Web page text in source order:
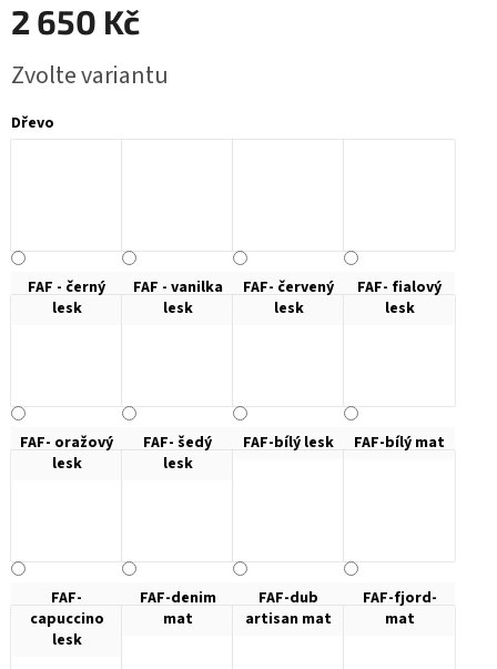
2 650 Kč
cena:
Zvolte variantu
Dřevo
FAF - černý
lesk
FAF - vanilka
lesk
FAF- červený
lesk
FAF- fialový
lesk
FAF- oražový
lesk
FAF- šedý
lesk
FAF-bílý lesk FAF-bílý mat
FAF-
capuccino
lesk
FAF-denim
mat
FAF-dub
artisan mat
FAF-fjord-
mat